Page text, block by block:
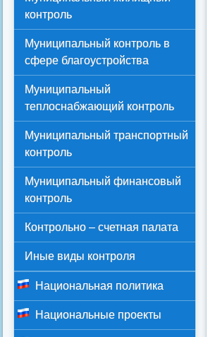
контроль
Муниципальный контроль в
сфере благоустройства
Муниципальный
теплоснабжающий контроль
Муниципальный транспортный
контроль
Муниципальный финансовый
контроль
Контрольно – счетная палата
Иные виды контроля
Национальная политика
Национальные проекты